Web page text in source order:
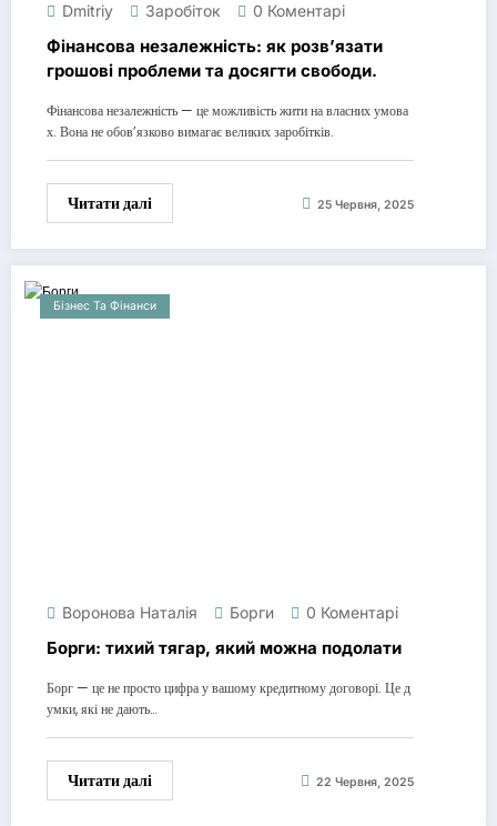
Dmitriy Заробіток 0 Коментарі
Фінансова незалежність: як розв’язати
грошові проблеми та досягти свободи.
Фінансова незалежність — це можливість жити на власних умова
х. Вона не обов’язково вимагає великих заробітків.
Читати далі 25 Червня, 2025
Бізнес Та Фінанси
Воронова Наталія Борги 0 Коментарі
Борги: тихий тягар, який можна подолати
Борг — це не просто цифра у вашому кредитному договорі. Це д
умки, які не дають…
Читати далі 22 Червня, 2025